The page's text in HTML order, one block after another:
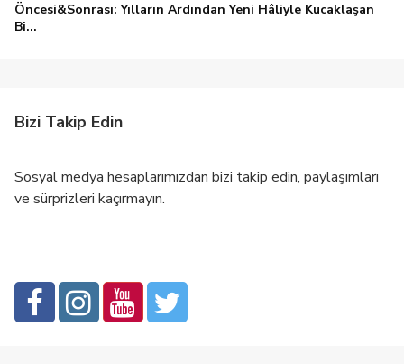
Öncesi&Sonrası: Yılların Ardından Yeni Hâliyle Kucaklaşan
Bi...
Bizi Takip Edin
Sosyal medya hesaplarımızdan bizi takip edin, paylaşımları
ve sürprizleri kaçırmayın.